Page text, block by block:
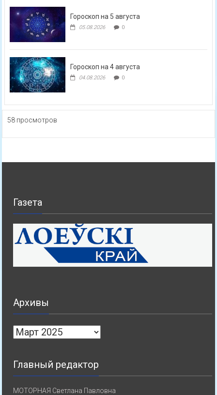
Гороскоп на 5 августа
05.08.2026 0
Гороскоп на 4 августа
04.08.2026 0
58 просмотров
Газета
Архивы
Архивы
Главный редактор
МОТОРНАЯ Светлана Павловна